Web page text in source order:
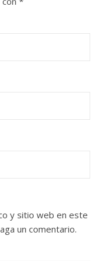
y sitio web en este
un comentario.